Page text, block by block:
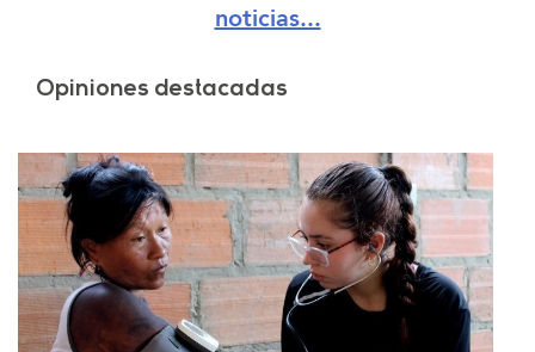
noticias...
Opiniones destacadas